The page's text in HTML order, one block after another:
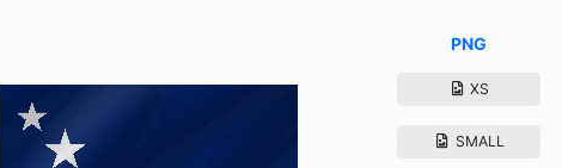
PNG
XS
SMALL